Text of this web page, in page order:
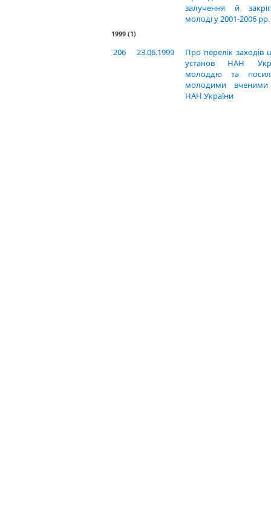
залучення й
молоді у 2001-2006 рр.
1999 (1)
206 23.06.1999
Про перелік
установ НАН
молоддю та
молодими вченими
НАН України